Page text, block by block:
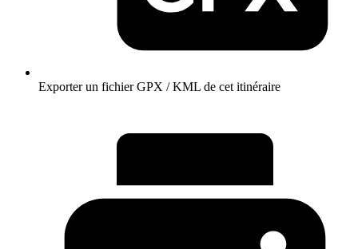
Exporter un fichier GPX / KML de cet itinéraire